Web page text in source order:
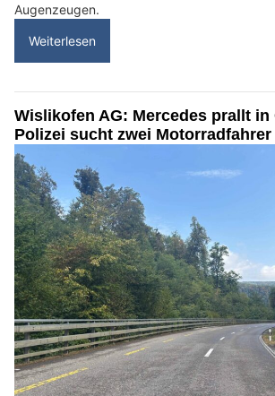
Augenzeugen.
Weiterlesen
Wislikofen AG: Mercedes prallt in
Polizei sucht zwei Motorradfahrer